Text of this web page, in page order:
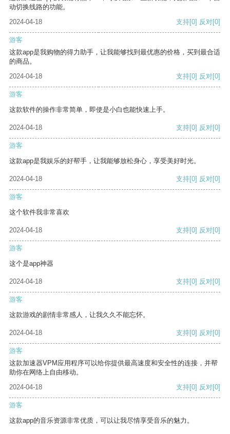
动切换线路的功能。
2024-04-18
支持[0] 反对[0]
游客
这款app是我购物的得力助手，让我能够找到最优惠的价格，买到最合适
的商品。
2024-04-18
支持[0] 反对[0]
游客
这款软件的操作非常简单，即使是小白也能快速上手。
2024-04-18 支持[0] 反对[0]
游客
这款app是我娱乐的好帮手，让我能够放松身心，享受美好时光。
2024-04-18 支持[0] 反对[0]
游客
这个软件我非常喜欢
2024-04-18 支持[0] 反对[0]
游客
这个是app神器
2024-04-18 支持[0] 反对[0]
游客
这款游戏的剧情非常感人，让我久久不能忘怀。
2024-04-18 支持[0] 反对[0]
游客
这款加速器VPM应用程序可以给你提供最高速度和安全性的连接，并帮
助你在网络上自由移动。
2024-04-18
支持[0] 反对[0]
游客
这款app的音乐资源非常优质，可以让我尽情享受音乐的魅力。